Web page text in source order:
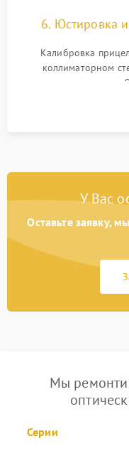
6. Юстировка
Калибровка
коллиматорном
механизма поправок.
ударном стенде для
У Вас
Оставьте заявку,
Мы
Серии